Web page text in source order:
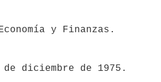
y Finanzas.
de diciembre de 1975.